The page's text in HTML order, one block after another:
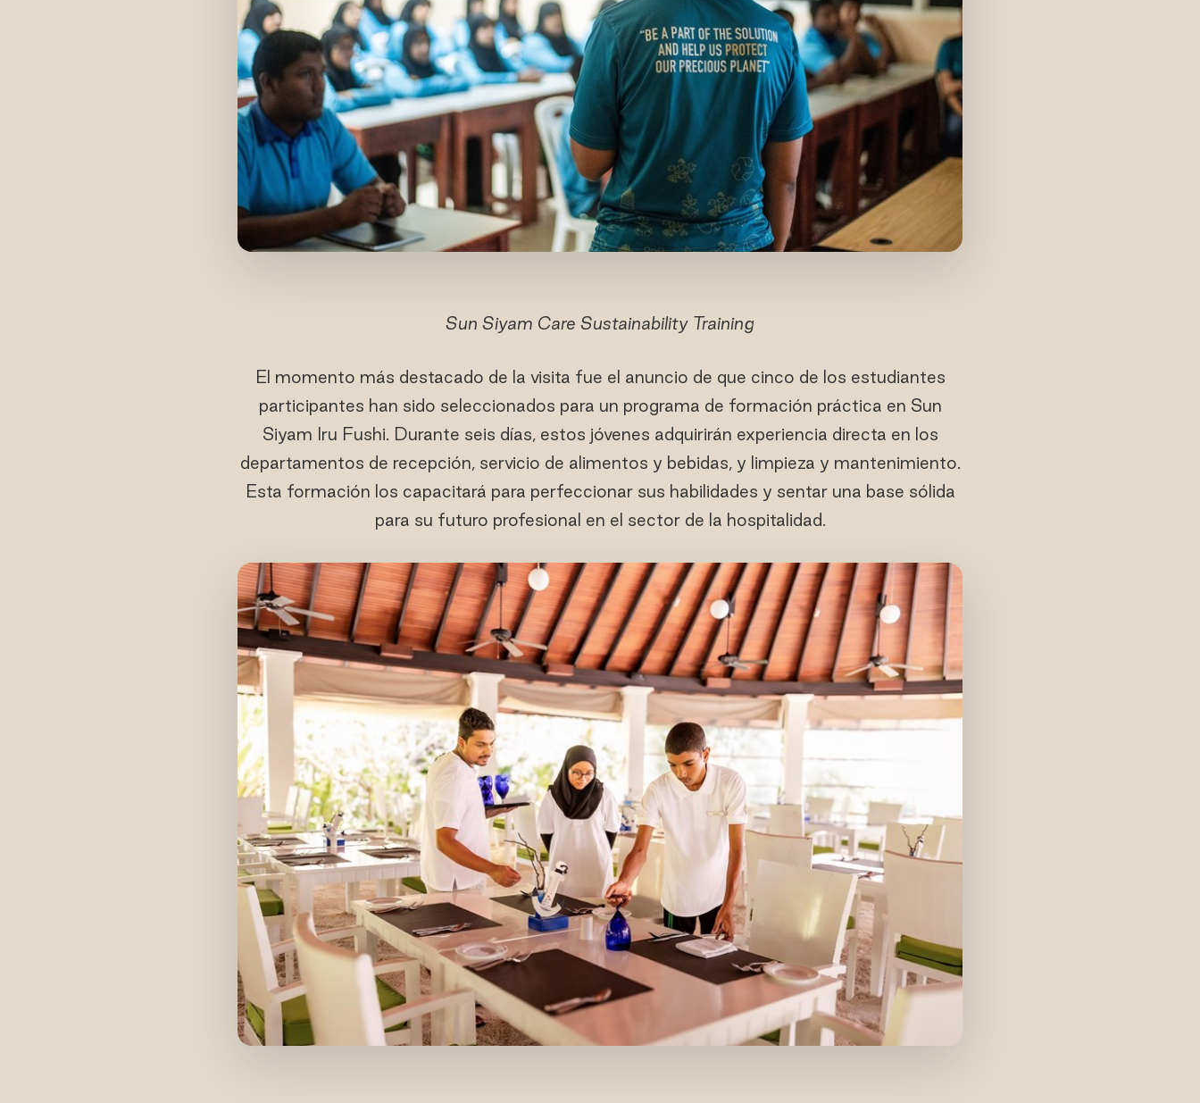
Sun Siyam Care Sustainability Training
El momento más destacado de la visita fue el anuncio de que cinco de los estudiantes
participantes han sido seleccionados para un programa de formación práctica en Sun
Siyam Iru Fushi. Durante seis días, estos jóvenes adquirirán experiencia directa en los
departamentos de recepción, servicio de alimentos y bebidas, y limpieza y mantenimiento.
Esta formación los capacitará para perfeccionar sus habilidades y sentar una base sólida
para su futuro profesional en el sector de la hospitalidad.